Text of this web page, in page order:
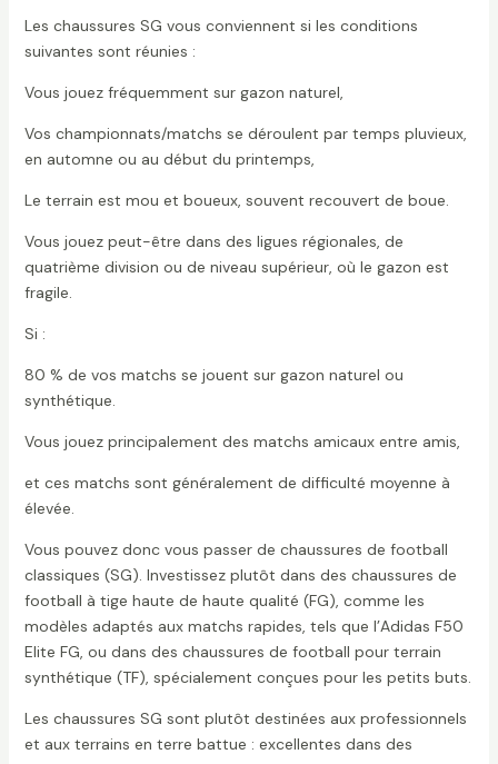
Les chaussures SG vous conviennent si les conditions
suivantes sont réunies :
Vous jouez fréquemment sur gazon naturel,
Vos championnats/matchs se déroulent par temps pluvieux,
en automne ou au début du printemps,
Le terrain est mou et boueux, souvent recouvert de boue.
Vous jouez peut-être dans des ligues régionales, de
quatrième division ou de niveau supérieur, où le gazon est
fragile.
Si :
80 % de vos matchs se jouent sur gazon naturel ou
synthétique.
Vous jouez principalement des matchs amicaux entre amis,
et ces matchs sont généralement de difficulté moyenne à
élevée.
Vous pouvez donc vous passer de chaussures de football
classiques (SG). Investissez plutôt dans des chaussures de
football à tige haute de haute qualité (FG), comme les
modèles adaptés aux matchs rapides, tels que l’Adidas F50
Elite FG, ou dans des chaussures de football pour terrain
synthétique (TF), spécialement conçues pour les petits buts.
Les chaussures SG sont plutôt destinées aux professionnels
et aux terrains en terre battue : excellentes dans des